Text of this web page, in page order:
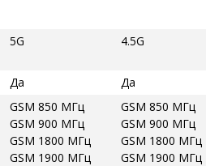
5G 4.5G
Да
Да
GSM 850 МГц
GSM 900 МГц
GSM 1800 МГц
GSM 1900 МГц
GSM 850 МГц
GSM 900 МГц
GSM 1800 МГц
GSM 1900 МГц